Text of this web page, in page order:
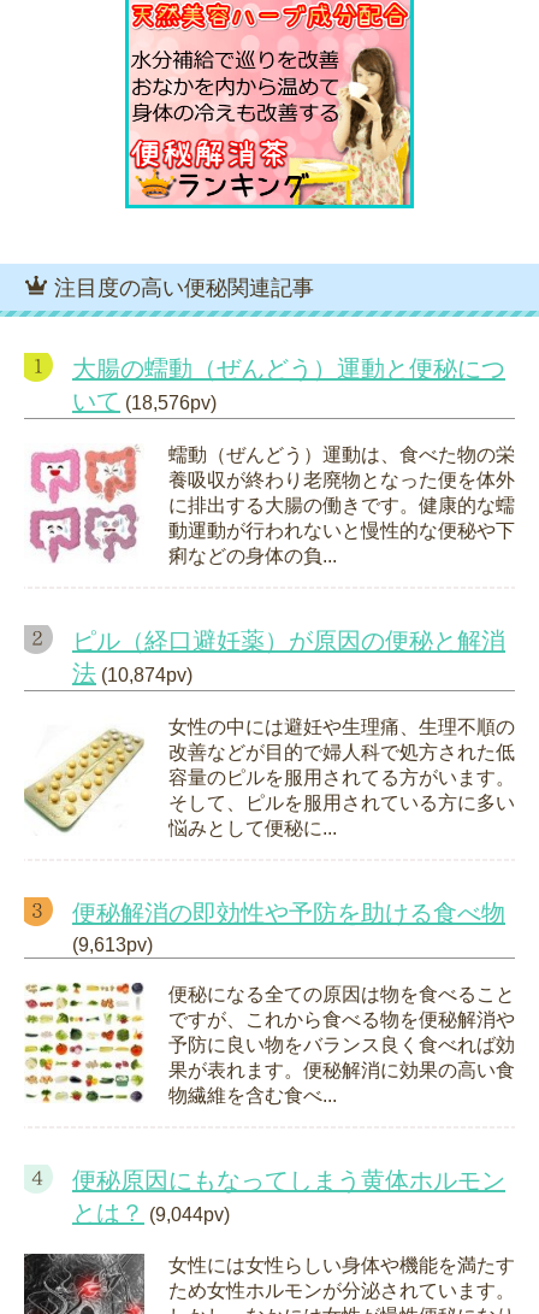
注目度の高い便秘関連記事
大腸の蠕動（ぜんどう）運動と便秘につ
いて (18,576pv)
蠕動（ぜんどう）運動は、食べた物の栄
養吸収が終わり老廃物となった便を体外
に排出する大腸の働きです。健康的な蠕
動運動が行われないと慢性的な便秘や下
痢などの身体の負...
ピル（経口避妊薬）が原因の便秘と解消
法 (10,874pv)
女性の中には避妊や生理痛、生理不順の
改善などが目的で婦人科で処方された低
容量のピルを服用されてる方がいます。
そして、ピルを服用されている方に多い
悩みとして便秘に...
便秘解消の即効性や予防を助ける食べ物
(9,613pv)
便秘になる全ての原因は物を食べること
ですが、これから食べる物を便秘解消や
予防に良い物をバランス良く食べれば効
果が表れます。便秘解消に効果の高い食
物繊維を含む食べ...
便秘原因にもなってしまう黄体ホルモン
とは？ (9,044pv)
女性には女性らしい身体や機能を満たす
ため女性ホルモンが分泌されています。